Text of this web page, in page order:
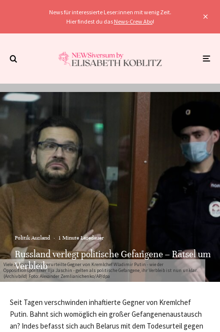
News für interessierte Leser:innen mit wenig Zeit.
Hier findest du das News-Crew Abo!
Viele zu langer Haft verurteilte Gegner von Kremlchef Wladimir Putin - wie der
Oppositionspolitiker Ilja Jaschin - gelten als politische Gefangene, ihr Verbleib ist nun unklar.
(Archivbild) Foto: Alexander Zemlianichenko/AP/dpa
Politik Ausland · 1 Minute Lesedauer
Russland verlegt politische Gefangene – Rätsel um
Verbleib
Seit Tagen verschwinden inhaftierte Gegner von Kremlchef
Putin. Bahnt sich womöglich ein großer Gefangenenaustausch
an? Indes befasst sich auch Belarus mit dem Todesurteil gegen